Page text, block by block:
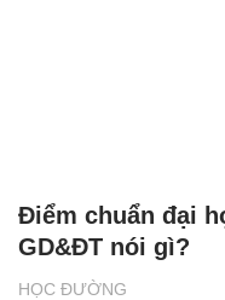
HỌC ĐƯỜNG
Điểm chuẩn đại
GD&ĐT nói gì?